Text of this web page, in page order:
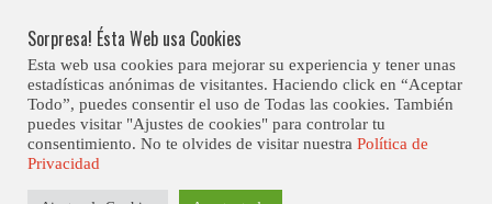
content
Club Contest.
Sorpresa! Ésta Web usa Cookies
Esta web usa cookies para mejorar su experiencia y tener unas
estadísticas anónimas de visitantes. Haciendo click en “Aceptar
Todo”, puedes consentir el uso de Todas las cookies. También
puedes visitar "Ajustes de cookies" para controlar tu
consentimiento. No te olvides de visitar nuestra Política de
Privacidad